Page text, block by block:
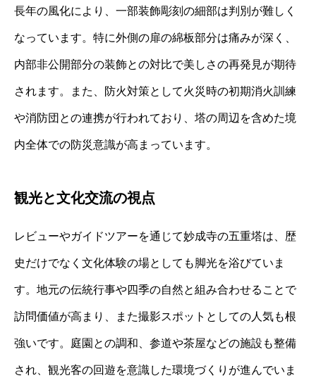
長年の風化により、一部装飾彫刻の細部は判別が難しく
なっています。特に外側の扉の綿板部分は痛みが深く、
内部非公開部分の装飾との対比で美しさの再発見が期待
されます。また、防火対策として火災時の初期消火訓練
や消防団との連携が行われており、塔の周辺を含めた境
内全体での防災意識が高まっています。
観光と文化交流の視点
レビューやガイドツアーを通じて妙成寺の五重塔は、歴
史だけでなく文化体験の場としても脚光を浴びていま
す。地元の伝統行事や四季の自然と組み合わせることで
訪問価値が高まり、また撮影スポットとしての人気も根
強いです。庭園との調和、参道や茶屋などの施設も整備
され、観光客の回遊を意識した環境づくりが進んでいま